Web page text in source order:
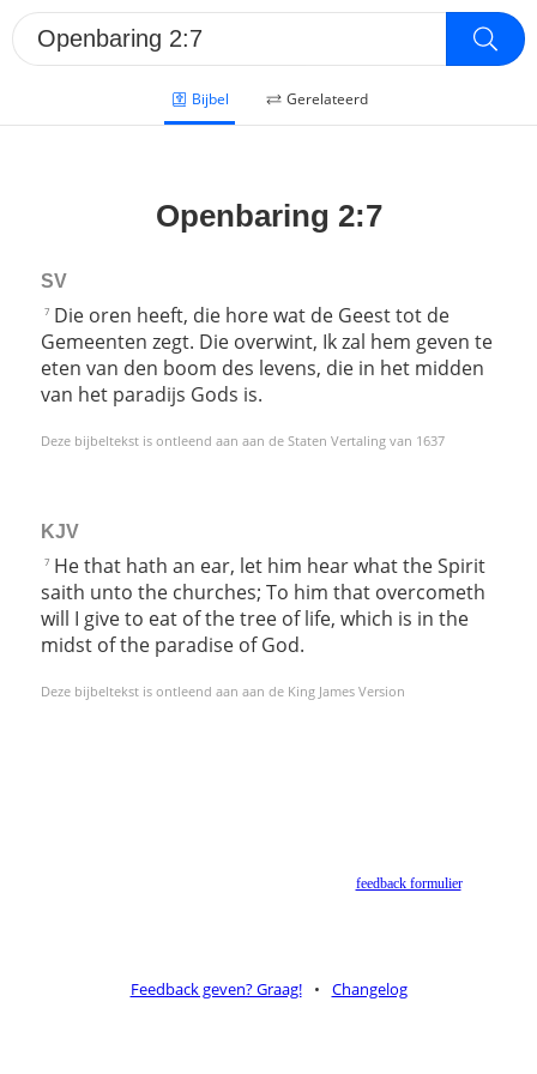
Bijbel Gerelateerd
Openbaring 2:7
SV
7 Die oren heeft, die hore wat de Geest tot de
Gemeenten zegt. Die overwint, Ik zal hem geven te
eten van den boom des levens, die in het midden
van het paradijs Gods is.
Deze bijbeltekst is ontleend aan aan de Staten Vertaling van 1637
KJV
7 He that hath an ear, let him hear what the Spirit
saith unto the churches; To him that overcometh
will I give to eat of the tree of life, which is in the
midst of the paradise of God.
Deze bijbeltekst is ontleend aan aan de King James Version
feedback formulier.
Feedback geven? Graag! • Changelog